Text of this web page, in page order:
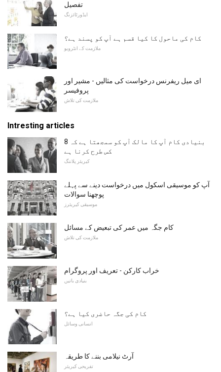
تفصیل
ایڈورٹائزنگ
کام کی ماحول کا کیا قسم ہے آپ کو پسند ہے؟
ملازمت کے انٹرویو
ای میل ریفرنس درخواست کی مثالیں - مشیر اور
پروفیسر
ملازمت کی تلاش
Intresting articles
8 بنیادی کام آپ کا مالک آپ کو سمجھتا ہے کہ
کس طرح کرنا ہے
کیریئر پلاننگ
آپ کو موسیقی اسکول میں درخواست دینے سے پہلے
پوچھنا سوالات
موسیقی کیریئرز
کام جگہ میں عمر کی تبعیض کے مسائل
ملازمت کی تلاش
خراب کارکن - تعریف اور پروگرام
بنیادی باتیں
کام کی جگہ حاضری کیا ہے؟
انسانی وسائل
آرٹ نیلامی بننے کا طریقہ
تفریحی کیریئر